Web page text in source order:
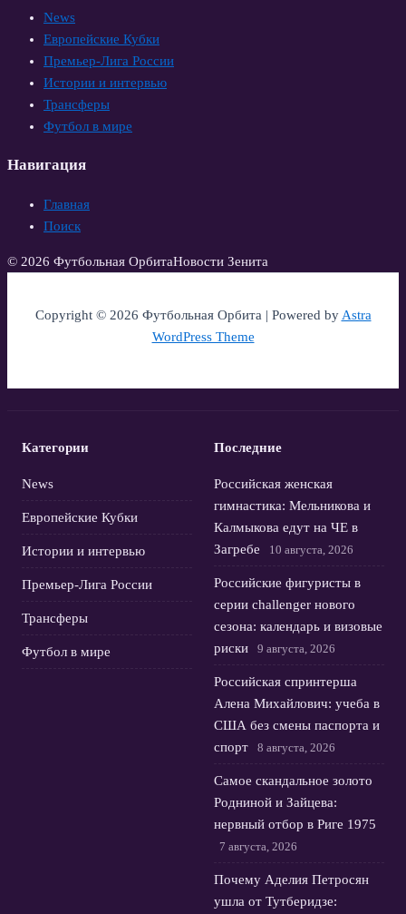
News
Европейские Кубки
Премьер-Лига России
Истории и интервью
Трансферы
Футбол в мире
Навигация
Главная
Поиск
© 2026 Футбольная ОрбитаНовости Зенита
Copyright © 2026 Футбольная Орбита | Powered byAstra
WordPress Theme
Категории
News
Европейские Кубки
Истории и интервью
Премьер-Лига России
Трансферы
Футбол в мире
Последние
Российская женская
гимнастика: Мельникова и
Калмыкова едут на ЧЕ в
Загребе
10 августа, 2026
Российские фигуристы в
серии challenger нового
сезона: календарь и визовые
риски
9 августа, 2026
Российская спринтерша
Алена Михайлович: учеба в
США без смены паспорта и
спорт
8 августа, 2026
Самое скандальное золото
Родниной и Зайцева:
нервный отбор в Риге 1975
7 августа, 2026
Почему Аделия Петросян
ушла от Тутберидзе: